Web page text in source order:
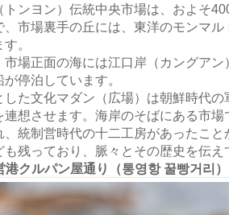
トンヨン）伝統中央市場は、およそ
、市場裏手の丘には、東洋のモンマ
。
市場正面の海には江口岸（カングア
が停泊しています。
した文化マダン（広場）は朝鮮時代
連想させます。海岸のそばにある市
、統制営時代の十二工房があったこ
も残っており、脈々とその歴史を伝え
クルパン屋通り（통영항 꿀빵거리）